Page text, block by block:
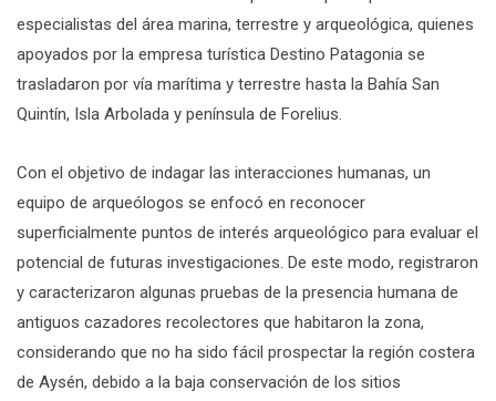
especialistas del área marina, terrestre y arqueológica, quienes
apoyados por la empresa turística Destino Patagonia se
trasladaron por vía marítima y terrestre hasta la Bahía San
Quintín, Isla Arbolada y península de Forelius.
Con el objetivo de indagar las interacciones humanas, un
equipo de arqueólogos se enfocó en reconocer
superficialmente puntos de interés arqueológico para evaluar el
potencial de futuras investigaciones. De este modo, registraron
y caracterizaron algunas pruebas de la presencia humana de
antiguos cazadores recolectores que habitaron la zona,
considerando que no ha sido fácil prospectar la región costera
de Aysén, debido a la baja conservación de los sitios